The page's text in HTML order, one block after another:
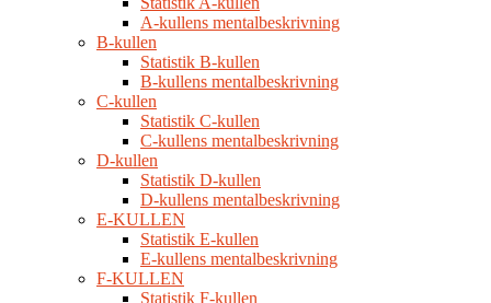
A-kullens mentalbeskrivning
B-kullen
Statistik B-kullen
B-kullens mentalbeskrivning
C-kullen
Statistik C-kullen
C-kullens mentalbeskrivning
D-kullen
Statistik D-kullen
D-kullens mentalbeskrivning
E-KULLEN
Statistik E-kullen
E-kullens mentalbeskrivning
F-KULLEN
Statistik F-kullen